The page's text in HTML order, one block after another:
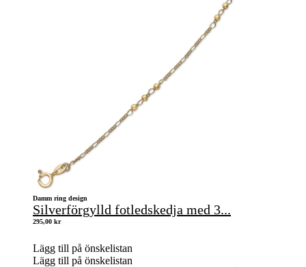
Damm ring design
Silverförgylld fotledskedja med 3...
295,00 kr
Lägg till på önskelistan
Lägg till på önskelistan